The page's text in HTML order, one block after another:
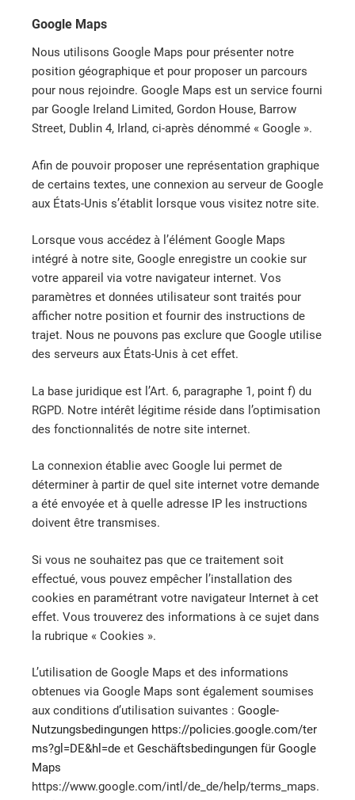
Google Maps
Nous utilisons Google Maps pour présenter notre
position géographique et pour proposer un parcours
pour nous rejoindre. Google Maps est un service fourni
par Google Ireland Limited, Gordon House, Barrow
Street, Dublin 4, Irland, ci-après dénommé « Google ».
Afin de pouvoir proposer une représentation graphique
de certains textes, une connexion au serveur de Google
aux États-Unis s’établit lorsque vous visitez notre site.
Lorsque vous accédez à l’élément Google Maps
intégré à notre site, Google enregistre un cookie sur
votre appareil via votre navigateur internet. Vos
paramètres et données utilisateur sont traités pour
afficher notre position et fournir des instructions de
trajet. Nous ne pouvons pas exclure que Google utilise
des serveurs aux États-Unis à cet effet.
La base juridique est l’Art. 6, paragraphe 1, point f) du
RGPD. Notre intérêt légitime réside dans l’optimisation
des fonctionnalités de notre site internet.
La connexion établie avec Google lui permet de
déterminer à partir de quel site internet votre demande
a été envoyée et à quelle adresse IP les instructions
doivent être transmises.
Si vous ne souhaitez pas que ce traitement soit
effectué, vous pouvez empêcher l’installation des
cookies en paramétrant votre navigateur Internet à cet
effet. Vous trouverez des informations à ce sujet dans
la rubrique « Cookies ».
L’utilisation de Google Maps et des informations
obtenues via Google Maps sont également soumises
aux conditions d’utilisation suivantes : Google-
Nutzungsbedingungen https://policies.google.com/ter
ms?gl=DE&hl=de et Geschäftsbedingungen für Google
Maps
https://www.google.com/intl/de_de/help/terms_maps.